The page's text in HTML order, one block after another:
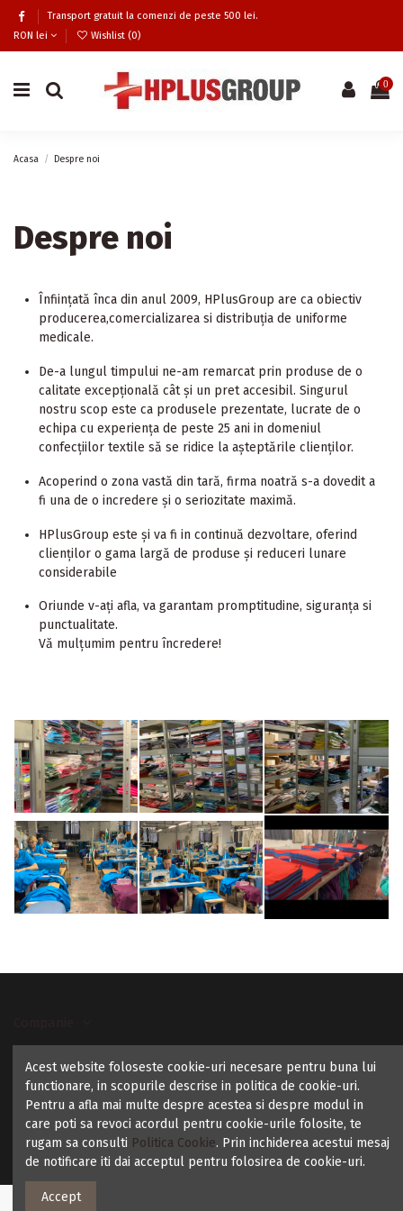
Transport gratuit la comenzi de peste 500 lei.
RON lei
Wishlist (0)
0
Acasa Despre noi
Despre noi
Înființată înca din anul 2009, HPlusGroup are ca obiectiv
producerea,comercializarea si distribuția de uniforme
medicale.
De-a lungul timpului ne-am remarcat prin produse de o
calitate excepțională cât și un pret accesibil. Singurul
nostru scop este ca produsele prezentate, lucrate de o
echipa cu experiența de peste 25 ani in domeniul
confecțiilor textile să se ridice la așteptările clienților.
Acoperind o zona vastă din tară, firma noatră s-a dovedit a
fi una de o incredere și o seriozitate maximă.
HPlusGroup este și va fi in continuă dezvoltare, oferind
clienților o gama largă de produse și reduceri lunare
considerabile
Oriunde v-ați afla, va garantam promptitudine, siguranța si
punctualitate.
Vă mulțumim pentru încredere!
Contact us
Acest website foloseste cookie-uri necesare pentru buna lui
functionare, in scopurile descrise in politica de cookie-uri.
Pentru a afla mai multe despre acestea si despre modul in
care poti sa revoci acordul pentru cookie-urile folosite, te
rugam sa consulti Politica Cookie. Prin inchiderea acestui mesaj
de notificare iti dai acceptul pentru folosirea de cookie-uri.
Accept